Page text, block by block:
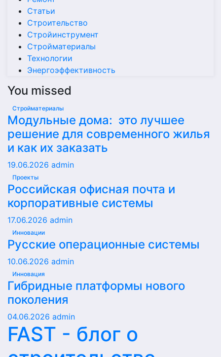
Статьи
Строительство
Стройинструмент
Стройматериалы
Технологии
Энергоэффективность
You missed
Стройматериалы
Модульные дома: это лучшее
решение для современного жилья
и как их заказать
19.06.2026 admin
Проекты
Российская офисная почта и
корпоративные системы
17.06.2026 admin
Инновации
Русские операционные системы
10.06.2026 admin
Инновация
Гибридные платформы нового
поколения
04.06.2026 admin
FAST - блог о